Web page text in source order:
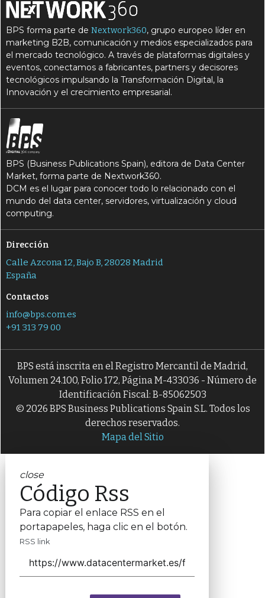
N Nube R redes
S Sostenibilidad
BPS forma parte deNextwork360, grupo europeo líder en
marketing B2B, comunicación y medios especializados para
el mercado tecnológico. A través de plataformas digitales y
eventos, conectamos a fabricantes, partners y decisores
tecnológicos impulsando la Transformación Digital, la
Innovación y el crecimiento empresarial.
BPS (Business Publications Spain), editora de Data Center
Market, forma parte de Nextwork360.
DCM es el lugar para conocer todo lo relacionado con el
mundo del data center, servidores, virtualización y cloud
computing.
Dirección
Calle Azcona 12, Bajo B, 28028 Madrid
España
Contactos
info@bps.com.es
+91 313 79 00
BPS está inscrita en el Registro Mercantil de Madrid,
Volumen 24.100, Folio 172, Página M-433036 - Número de
Identificación Fiscal: B-85062503
© 2026 BPS Business Publications Spain S.L. Todos los
derechos reservados.
Mapa del Sitio
close
Código Rss
Para copiar el enlace RSS en el
portapapeles, haga clic en el botón.
RSS link